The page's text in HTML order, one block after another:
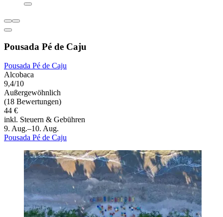
Pousada Pé de Caju
Pousada Pé de Caju
Alcobaca
9,4/10
Außergewöhnlich
(18 Bewertungen)
44 €
inkl. Steuern & Gebühren
9. Aug.–10. Aug.
Pousada Pé de Caju